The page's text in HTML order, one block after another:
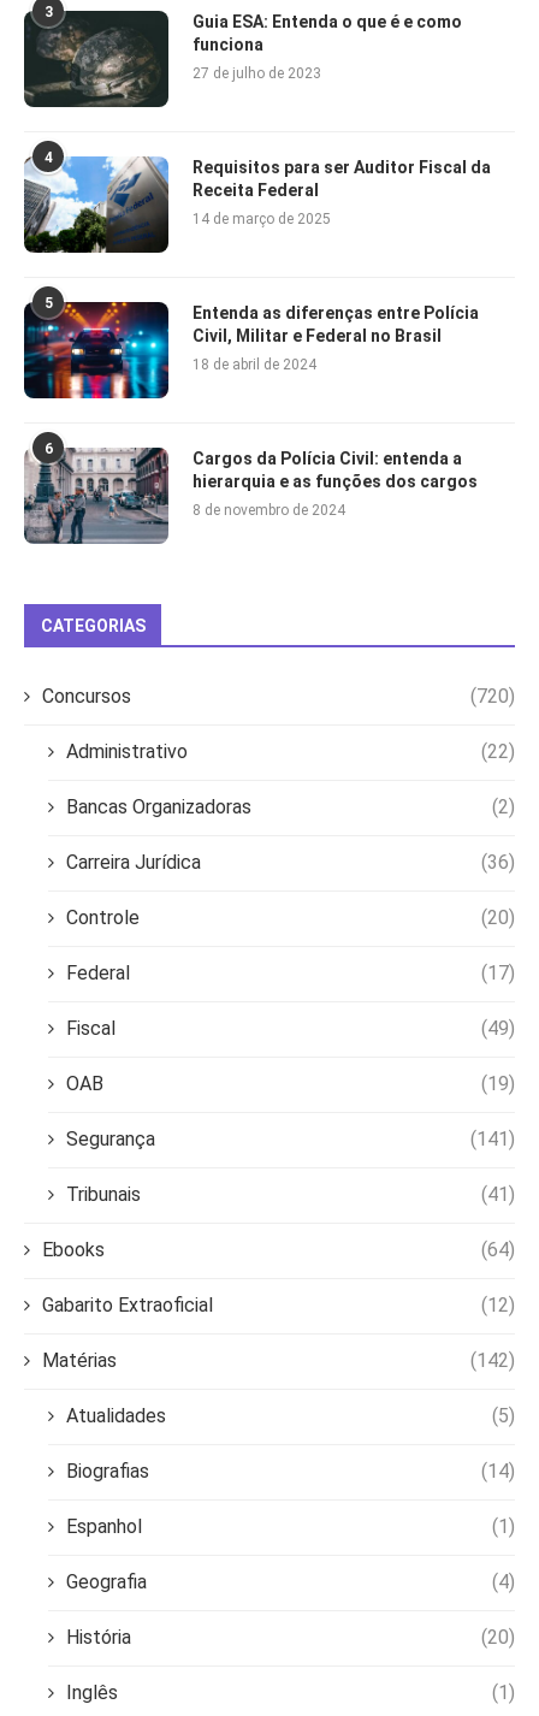
3
Guia ESA: Entenda o que é e como
funciona
27 de julho de 2023
4
Requisitos para ser Auditor Fiscal da
Receita Federal
14 de março de 2025
5
Entenda as diferenças entre Polícia
Civil, Militar e Federal no Brasil
18 de abril de 2024
6
Cargos da Polícia Civil: entenda a
hierarquia e as funções dos cargos
8 de novembro de 2024
CATEGORIAS
Concursos (720)
Administrativo (22)
Bancas Organizadoras (2)
Carreira Jurídica (36)
Controle (20)
Federal (17)
Fiscal (49)
OAB (19)
Segurança (141)
Tribunais (41)
Ebooks (64)
Gabarito Extraoficial (12)
Matérias (142)
Atualidades (5)
Biografias (14)
Espanhol (1)
Geografia (4)
História (20)
Inglês (1)